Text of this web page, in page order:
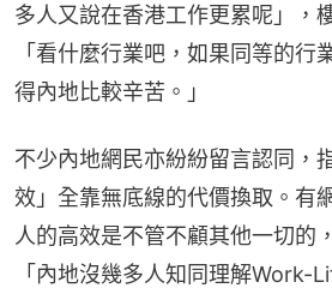
多人又說在香港工作更累呢」，
「看什麼行業吧，如果同等的行
得內地比較辛苦。」
不少內地網民亦紛紛留言認同，
效」全靠無底線的代價換取。有
人的高效是不管不顧其他一切的
「內地沒幾多人知同理解Work-